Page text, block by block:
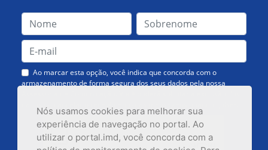
Nós usamos cookies para melhorar sua
experiência de navegação no portal. Ao
utilizar o portal.imd, você concorda com a
Ao marcar esta opção, você indica que concorda com o
armazenamento de forma segura dos seus dados pela nossa